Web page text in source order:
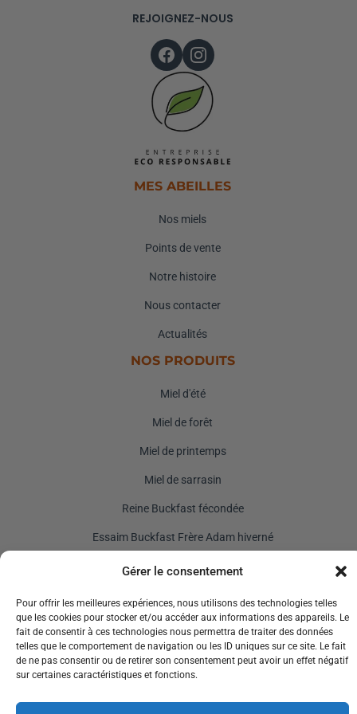
Gérer le consentement
Pour offrir les meilleures expériences, nous utilisons des technologies telles
que les cookies pour stocker et/ou accéder aux informations des appareils. Le
fait de consentir à ces technologies nous permettra de traiter des données
telles que le comportement de navigation ou les ID uniques sur ce site. Le fait
de ne pas consentir ou de retirer son consentement peut avoir un effet négatif
sur certaines caractéristiques et fonctions.
REJOIGNEZ-NOUS
MES ABEILLES
Nos miels
Points de vente
Notre histoire
Nous contacter
Actualités
NOS PRODUITS
Miel d'été
Miel de forêt
Miel de printemps
Miel de sarrasin
Reine Buckfast fécondée
Essaim Buckfast Frère Adam hiverné
Reine inséminée Buckfast Frère Adam
Conditions Générales de Ventes